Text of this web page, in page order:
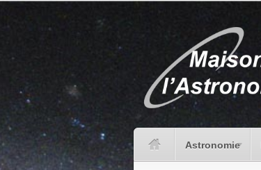
Astronomie